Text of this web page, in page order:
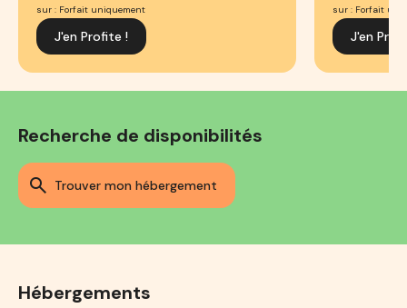
sur : Forfait uniquement
J'en Profite !
sur : Forfait
J'en
Recherche de disponibilités
trouver mon hébergement
Hébergements